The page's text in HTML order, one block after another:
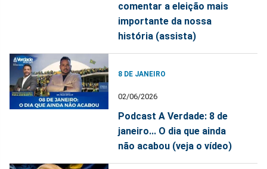
comentar a eleição mais
importante da nossa
história (assista)
8 DE JANEIRO
02/06/2026
Podcast A Verdade: 8 de
janeiro... O dia que ainda
não acabou (veja o vídeo)